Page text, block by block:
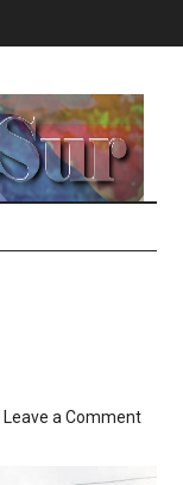
Leave a Comment